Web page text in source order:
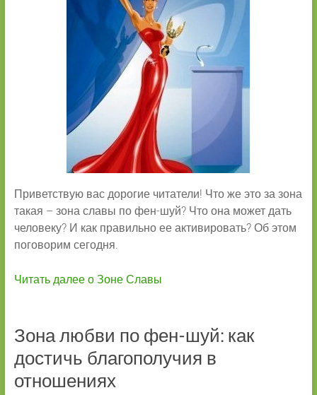
Приветствую вас дорогие читатели! Что же это за зона
такая – зона славы по фен-шуй? Что она может дать
человеку? И как правильно ее активировать? Об этом
поговорим сегодня.
Читать далее о Зоне Славы
Зона любви по фен-шуй: как
достичь благополучия в
отношениях